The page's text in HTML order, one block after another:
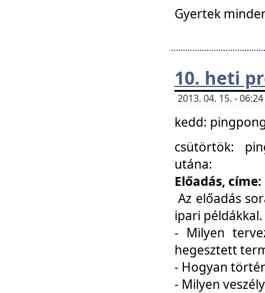
Gyertek
10. heti
2013. 04. 15. -
kedd:
csütörtök:
utána:
Előadás,
Az előadás
ipari
- Milyen
hegesztett
- Hogyan
- Milyen